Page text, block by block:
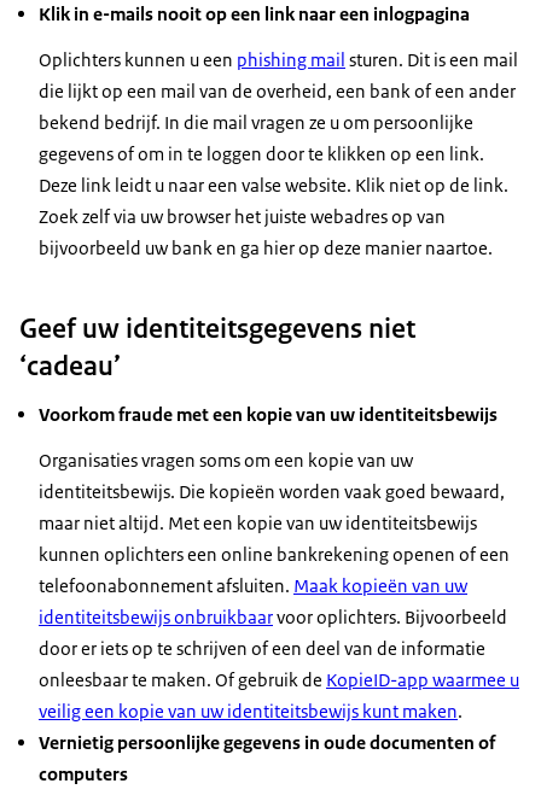
Klik in e-mails nooit op een link naar een inlogpagina
Oplichters kunnen u een phishing mail sturen. Dit is een mail
die lijkt op een mail van de overheid, een bank of een ander
bekend bedrijf. In die mail vragen ze u om persoonlijke
gegevens of om in te loggen door te klikken op een link.
Deze link leidt u naar een valse website. Klik niet op de link.
Zoek zelf via uw browser het juiste webadres op van
bijvoorbeeld uw bank en ga hier op deze manier naartoe.
Geef uw identiteitsgegevens niet
‘cadeau’
Voorkom fraude met een kopie van uw identiteitsbewijs
Organisaties vragen soms om een kopie van uw
identiteitsbewijs. Die kopieën worden vaak goed bewaard,
maar niet altijd. Met een kopie van uw identiteitsbewijs
kunnen oplichters een online bankrekening openen of een
telefoonabonnement afsluiten. Maak kopieën van uw
identiteitsbewijs onbruikbaarvoor oplichters. Bijvoorbeeld
door er iets op te schrijven of een deel van de informatie
onleesbaar te maken. Of gebruik de KopieID-app waarmee u
veilig een kopie van uw identiteitsbewijs kunt maken.
Vernietig persoonlijke gegevens in oude documenten of
computers